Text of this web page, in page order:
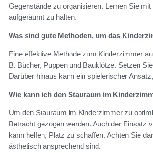
Gegenstände zu organisieren. Lernen Sie
aufgeräumt zu halten.
Was sind gute Methoden, um das
Eine effektive Methode zum Kinderzimmer
B. Bücher, Puppen und Bauklötze. Setzen
Darüber hinaus kann ein spielerischer
Wie kann ich den Stauraum im
Um den Stauraum im Kinderzimmer zu
Betracht gezogen werden. Auch der Einsatz
kann helfen, Platz zu schaffen. Achten Sie
ästhetisch ansprechend sind.